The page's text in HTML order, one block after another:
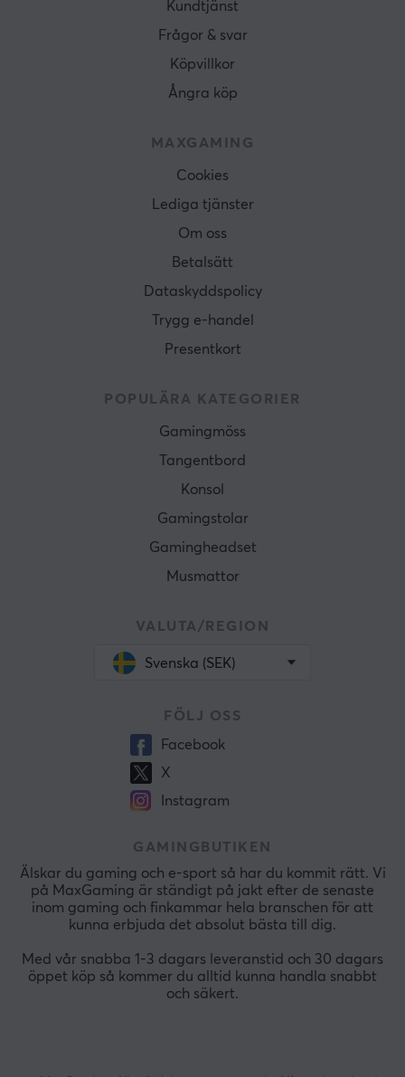
Kundtjänst
Frågor & svar
Köpvillkor
Ångra köp
MAXGAMING
Cookies
Lediga tjänster
Om oss
Betalsätt
Dataskyddspolicy
Trygg e-handel
Presentkort
POPULÄRA KATEGORIER
Gamingmöss
Tangentbord
Konsol
Gamingstolar
Gamingheadset
Musmattor
VALUTA/REGION
Svenska (SEK)
FÖLJ OSS
Facebook
X
Instagram
GAMINGBUTIKEN
Älskar du gaming och e-sport så har du kommit rätt. Vi
på MaxGaming är ständigt på jakt efter de senaste
inom gaming och finkammar hela branschen för att
kunna erbjuda det absolut bästa till dig.
Med vår snabba 1-3 dagars leveranstid och 30 dagars
öppet köp så kommer du alltid kunna handla snabbt
och säkert.